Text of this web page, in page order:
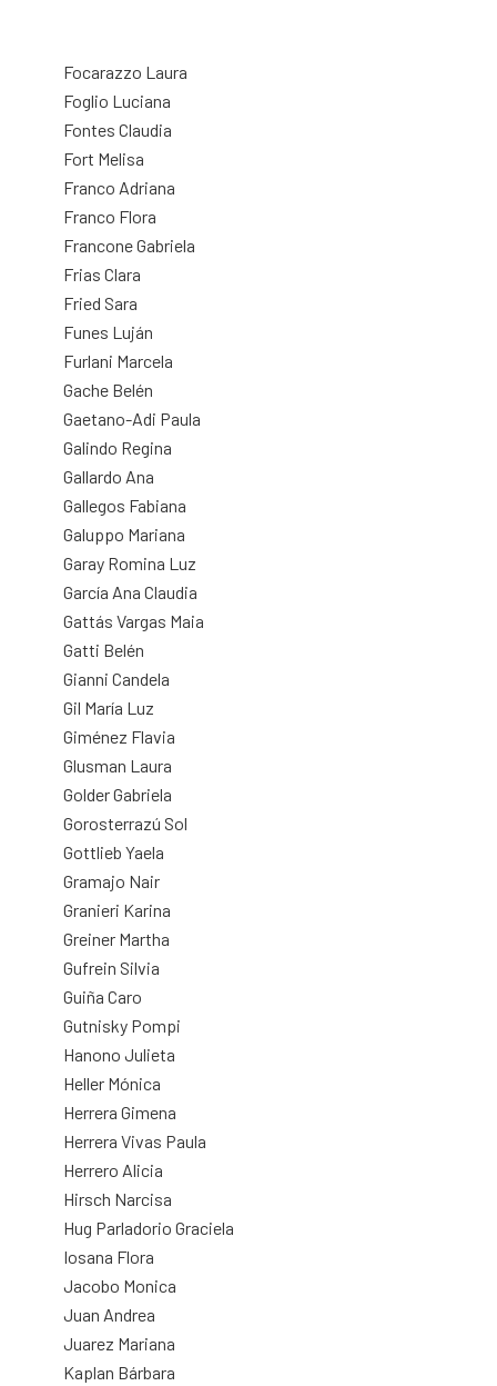
Focarazzo Laura
Foglio Luciana
Fontes Claudia
Fort Melisa
Franco Adriana
Franco Flora
Francone Gabriela
Frias Clara
Fried Sara
Funes Luján
Furlani Marcela
Gache Belén
Gaetano-Adi Paula
Galindo Regina
Gallardo Ana
Gallegos Fabiana
Galuppo Mariana
Garay Romina Luz
García Ana Claudia
Gattás Vargas Maia
Gatti Belén
Gianni Candela
Gil María Luz
Giménez Flavia
Glusman Laura
Golder Gabriela
Gorosterrazú Sol
Gottlieb Yaela
Gramajo Nair
Granieri Karina
Greiner Martha
Gufrein Silvia
Guiña Caro
Gutnisky Pompi
Hanono Julieta
Heller Mónica
Herrera Gimena
Herrera Vivas Paula
Herrero Alicia
Hirsch Narcisa
Hug Parladorio Graciela
Iosana Flora
Jacobo Monica
Juan Andrea
Juarez Mariana
Kaplan Bárbara